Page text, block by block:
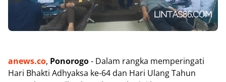
anews.co, Ponorogo- Dalam rangka memperingati
Hari Bhakti Adhyaksa ke-64 dan Hari Ulang Tahun